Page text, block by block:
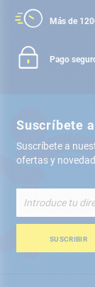
Más de
Pago
Suscríbete
Suscríbete a
ofertas y
nuestro
de
SUSCRIBIR